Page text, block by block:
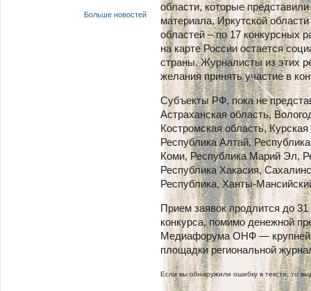
Больше новостей
области, которые
материала, Иркутской
областей – по 17 конкурсных
на карте России остается
страны. Журналисты из этих
желания принять участие в
Субъекты РФ, пока не
Астраханская область,
Костромская область,
Республика Алтай,
Коми, Республика Марий Эл,
Республика Хакасия,
Республика, Ханты-
Прием заявок продлится до
конкурса, помимо денежной
Медиафорума ОНФ —
площадки региональной
Если вы обнаружили ошибку в тексте, то